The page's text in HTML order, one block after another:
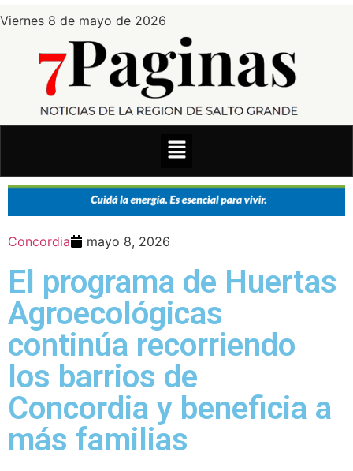
Viernes 8 de mayo de 2026
Concordia mayo 8, 2026
El programa de Huertas
Agroecológicas
continúa recorriendo
los barrios de
Concordia y beneficia a
más familias